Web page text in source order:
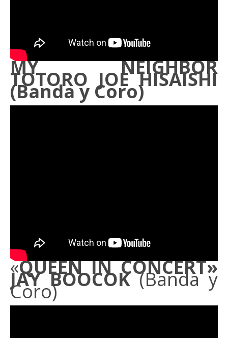
MY NEIGHBOR
TOTORO JOE HISAISHI
(Banda y Coro)
«QUEEN IN CONCERT»
JAY BOOCOK(Banda y
Coro)